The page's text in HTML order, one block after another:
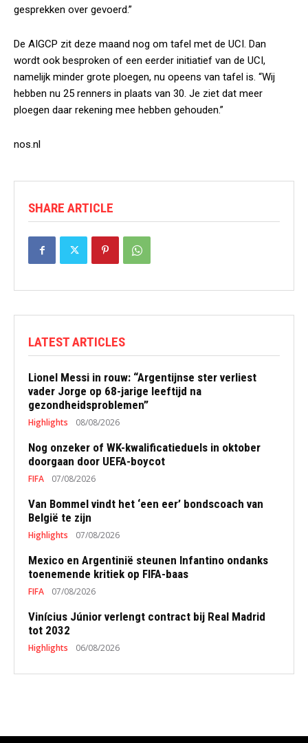
gesprekken over gevoerd.”
De AIGCP zit deze maand nog om tafel met de UCI. Dan
wordt ook besproken of een eerder initiatief van de UCI,
namelijk minder grote ploegen, nu opeens van tafel is. “Wij
hebben nu 25 renners in plaats van 30. Je ziet dat meer
ploegen daar rekening mee hebben gehouden.”
nos.nl
SHARE ARTICLE
LATEST ARTICLES
Lionel Messi in rouw: “Argentijnse ster verliest
vader Jorge op 68-jarige leeftijd na
gezondheidsproblemen”
Highlights 08/08/2026
Nog onzeker of WK-kwalificatieduels in oktober
doorgaan door UEFA-boycot
FIFA 07/08/2026
Van Bommel vindt het ‘een eer’ bondscoach van
België te zijn
Highlights 07/08/2026
Mexico en Argentinië steunen Infantino ondanks
toenemende kritiek op FIFA-baas
FIFA 07/08/2026
Vinícius Júnior verlengt contract bij Real Madrid
tot 2032
Highlights 06/08/2026